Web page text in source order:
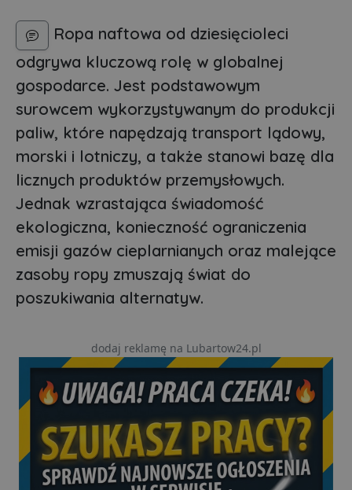
Ropa naftowa od dziesięcioleci
odgrywa kluczową rolę w globalnej
gospodarce. Jest podstawowym
surowcem wykorzystywanym do produkcji
paliw, które napędzają transport lądowy,
morski i lotniczy, a także stanowi bazę dla
licznych produktów przemysłowych.
Jednak wzrastająca świadomość
ekologiczna, konieczność ograniczenia
emisji gazów cieplarnianych oraz malejące
zasoby ropy zmuszają świat do
poszukiwania alternatyw.
dodaj reklamę na Lubartow24.pl